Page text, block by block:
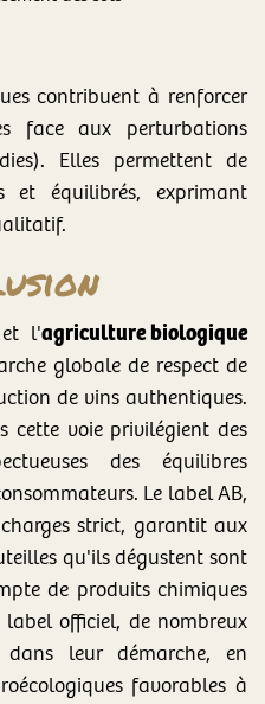
contribuent à renforcer
face aux perturbations
Elles permettent de
et équilibrés, exprimant
et l'agriculture biologique
globale de respect de
de vins authentiques.
cette voie privilégient des
des équilibres
Le label AB,
strict, garantit aux
qu'ils dégustent sont
de produits chimiques
officiel, de nombreux
leur démarche, en
favorables à